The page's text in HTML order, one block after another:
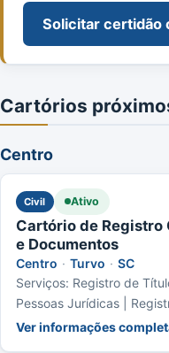
Solicitar certidão
Cartórios
Centro
Civil Ativo
Cartório de Registro
e Documentos
Centro · Turvo · SC
Serviços: Registro de
Pessoas Jurídicas |
Ver informações